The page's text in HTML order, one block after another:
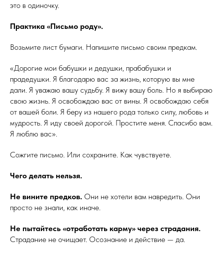
это в одиночку.
Практика «Письмо роду».
Возьмите лист бумаги. Напишите письмо своим предкам.
«Дорогие мои бабушки и дедушки, прабабушки и
прадедушки. Я благодарю вас за жизнь, которую вы мне
дали. Я уважаю вашу судьбу. Я вижу вашу боль. Но я выбираю
свою жизнь. Я освобождаю вас от вины. Я освобождаю себя
от вашей боли. Я беру из нашего рода только силу, любовь и
мудрость. Я иду своей дорогой. Простите меня. Спасибо вам.
Я люблю вас».
Сожгите письмо. Или сохраните. Как чувствуете.
Чего делать нельзя.
Не вините предков. Они не хотели вам навредить. Они
просто не знали, как иначе.
Не пытайтесь «отработать карму» через страдания.
Страдание не очищает. Осознание и действие — да.